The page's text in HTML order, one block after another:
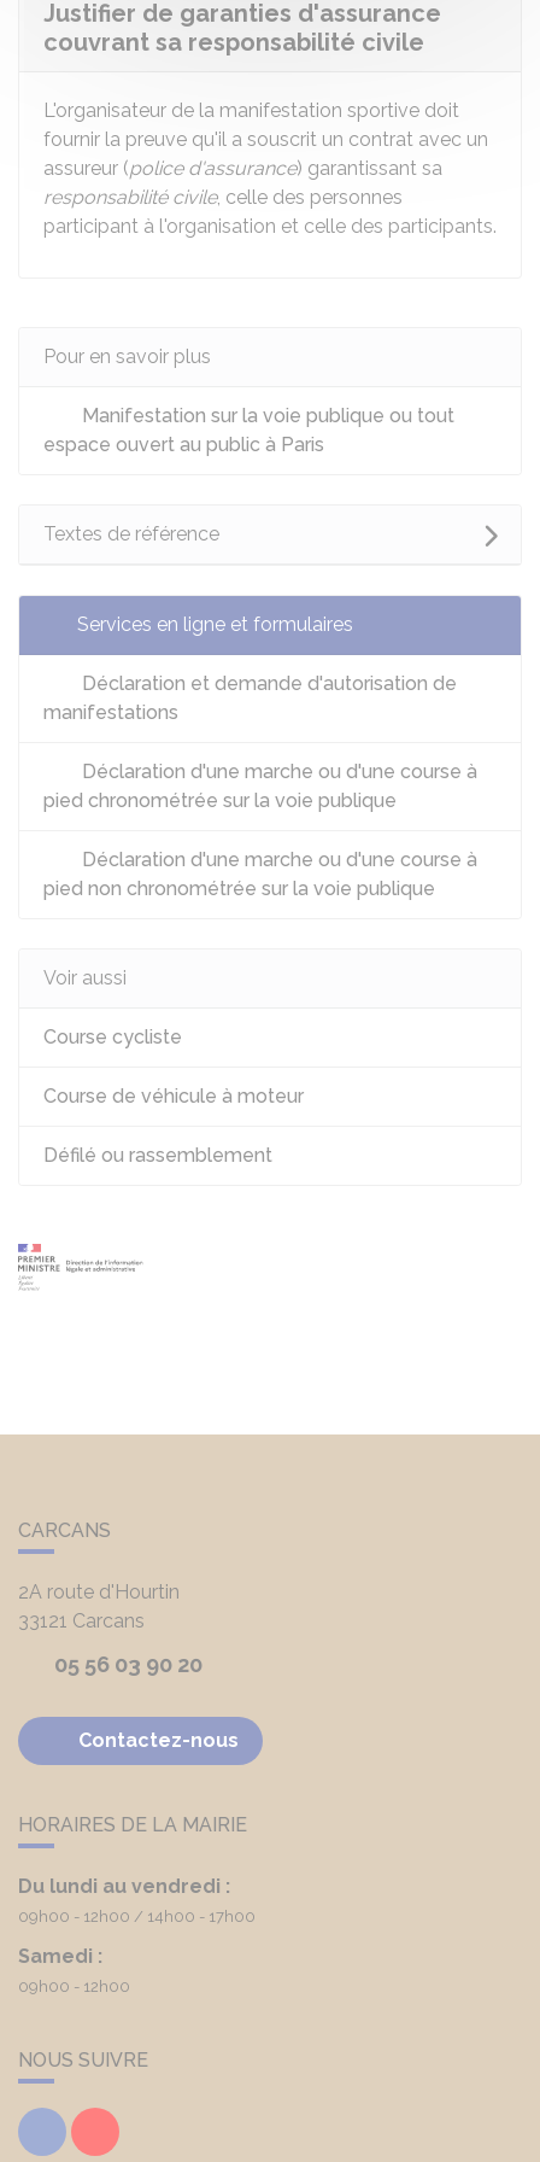
Justifier de garanties d'assurance
couvrant sa responsabilité civile
L'organisateur de la manifestation sportive doit
fournir la preuve qu'il a souscrit un contrat avec un
assureur (police d'assurance) garantissant sa
responsabilité civile, celle des personnes
participant à l'organisation et celle des participants.
Pour en savoir plus
Manifestation sur la voie publique ou tout
espace ouvert au public à Paris
Textes de référence
Services en ligne et formulaires
Déclaration et demande d'autorisation de
manifestations
Déclaration d'une marche ou d'une course à
pied chronométrée sur la voie publique
Déclaration d'une marche ou d'une course à
pied non chronométrée sur la voie publique
Voir aussi
Course cycliste
Course de véhicule à moteur
Défilé ou rassemblement
CARCANS
2A route d'Hourtin
33121 Carcans
05 56 03 90 20
Contactez-nous
HORAIRES DE LA MAIRIE
Du lundi au vendredi :
09h00 - 12h00 14h00 - 17h00
Samedi :
09h00 - 12h00
NOUS SUIVRE
FacebookYoutube